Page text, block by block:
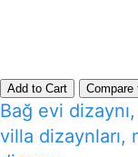
Add to Cart Compare
Bağ evi
villa dizaynları,